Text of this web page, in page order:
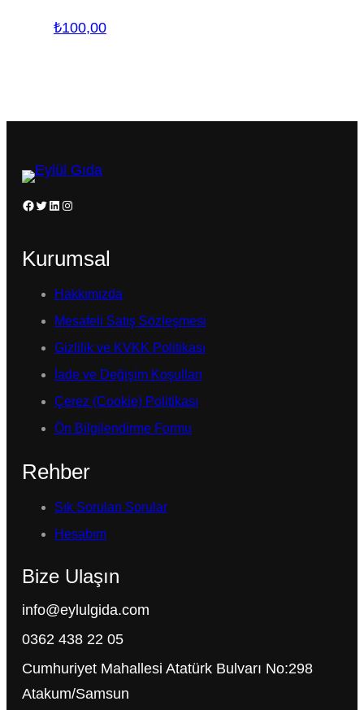
₺100,00
Facebook Twitter LinkedIn Instagram
Kurumsal
Hakkımızda
Mesafeli Satış Sözleşmesi
Gizlilik ve KVKK Politikası
İade ve Değişim Koşulları
Çerez (Cookie) Politikası
Ön Bilgilendirme Formu
Rehber
Sık Sorulan Sorular
Hesabım
Bize Ulaşın
info@eylulgida.com
0362 438 22 05
Cumhuriyet Mahallesi Atatürk Bulvarı No:298
Atakum/Samsun